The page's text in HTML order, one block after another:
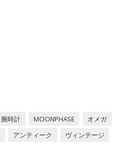
腕時計 MOONPHASE
オメガ
アンティーク ヴィンテージ